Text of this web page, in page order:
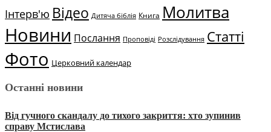
Інтерв'ю Відео Дитяча біблія Книга Молитва
Новини Послання Проповіді Розслідування Статті
Фото Церковний календар
Останні новини
Від гучного скандалу до тихого закриття: хто зупинив
справу Мстислава